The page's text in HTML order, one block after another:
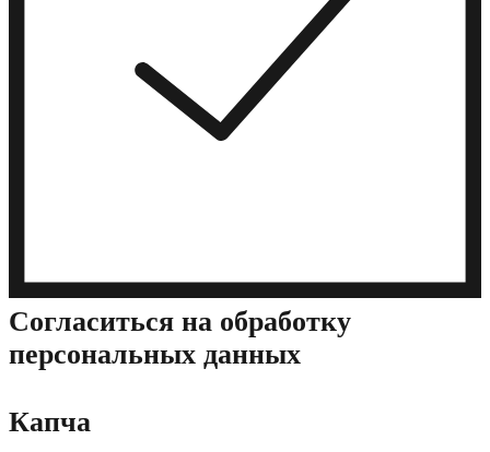
Cогласиться на обработку
персональных данных
Капча